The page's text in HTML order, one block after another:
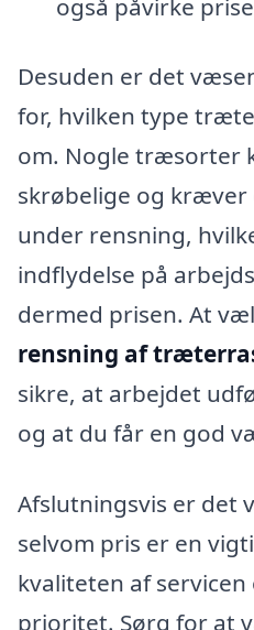
Desuden er det
for, hvilken type
om. Nogle træsorter
skrøbelige og kræver
under rensning,
indflydelse på
dermed prisen. At
rensning af
sikre, at arbejdet
og at du får en god
Afslutningsvis er det
selvom pris er en
kvaliteten af
prioritet. Sørg for at